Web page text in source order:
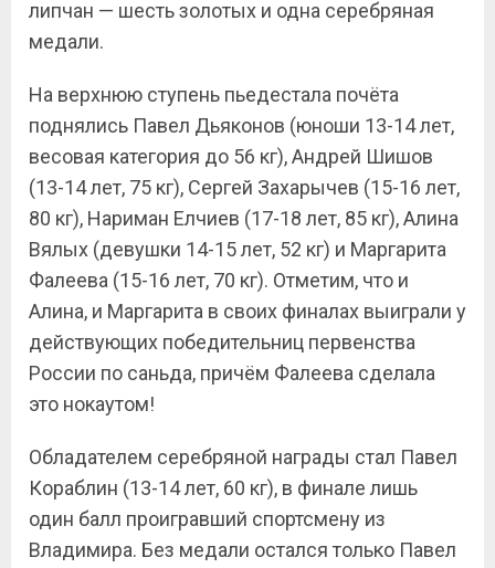
липчан — шесть золотых и одна серебряная
медали.
На верхнюю ступень пьедестала почёта
поднялись Павел Дьяконов (юноши 13-14 лет,
весовая категория до 56 кг), Андрей Шишов
(13-14 лет, 75 кг), Сергей Захарычев (15-16 лет,
80 кг), Нариман Елчиев (17-18 лет, 85 кг), Алина
Вялых (девушки 14-15 лет, 52 кг) и Маргарита
Фалеева (15-16 лет, 70 кг). Отметим, что и
Алина, и Маргарита в своих финалах выиграли у
действующих победительниц первенства
России по саньда, причём Фалеева сделала
это нокаутом!
Обладателем серебряной награды стал Павел
Кораблин (13-14 лет, 60 кг), в финале лишь
один балл проигравший спортсмену из
Владимира. Без медали остался только Павел